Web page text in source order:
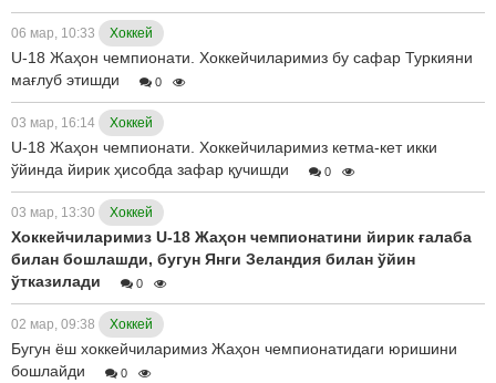
06 мар, 10:33 Хоккей
U-18 Жаҳон чемпионати. Хоккейчиларимиз бу сафар Туркияни
мағлуб этишди
0
03 мар, 16:14 Хоккей
U-18 Жаҳон чемпионати. Хоккейчиларимиз кетма-кет икки
ўйинда йирик ҳисобда зафар қучишди
0
03 мар, 13:30 Хоккей
Хоккейчиларимиз U-18 Жаҳон чемпионатини йирик ғалаба
билан бошлашди, бугун Янги Зеландия билан ўйин
ўтказилади
0
02 мар, 09:38 Хоккей
Бугун ёш хоккейчиларимиз Жаҳон чемпионатидаги юришини
бошлайди
0